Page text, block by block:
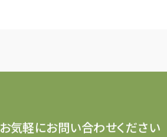
お気軽にお問い合わせください